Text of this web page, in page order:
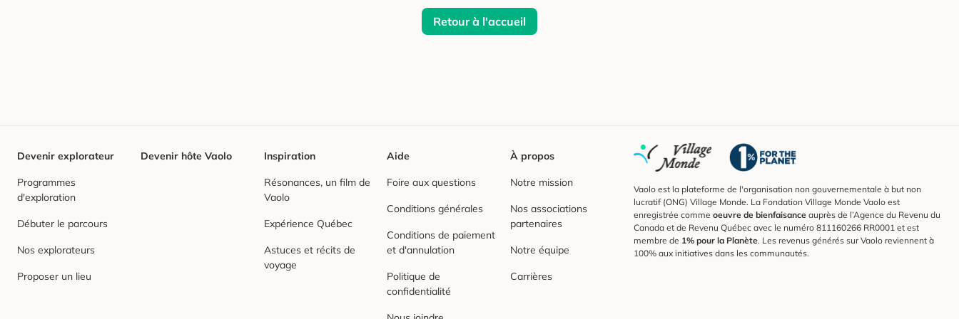
Retour à l'accueil
Devenir explorateur
Programmes
d'exploration
Débuter le parcours
Nos explorateurs
Proposer un lieu
Devenir hôte Vaolo Inspiration
Résonances, un film de
Vaolo
Expérience Québec
Astuces et récits de
voyage
Aide
Foire aux questions
Conditions générales
Conditions de paiement
et d'annulation
Politique de
confidentialité
À propos
Notre mission
Nos associations
partenaires
Notre équipe
Carrières
Vaolo est la plateforme de l'organisation non gouvernementale à but non
lucratif (ONG) Village Monde. La Fondation Village Monde Vaolo est
enregistrée comme oeuvre de bienfaisance auprès de l’Agence du Revenu du
Canada et de Revenu Québec avec le numéro 811160266 RR0001 et est
membre de 1% pour la Planète. Les revenus générés sur Vaolo reviennent à
100% aux initiatives dans les communautés.